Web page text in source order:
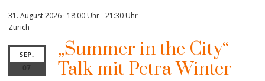
31. August 2026 · 18:00 Uhr-21:30 Uhr
Zürich
SEP.
07
„Summer in the City“
Talk mit Petra Winter